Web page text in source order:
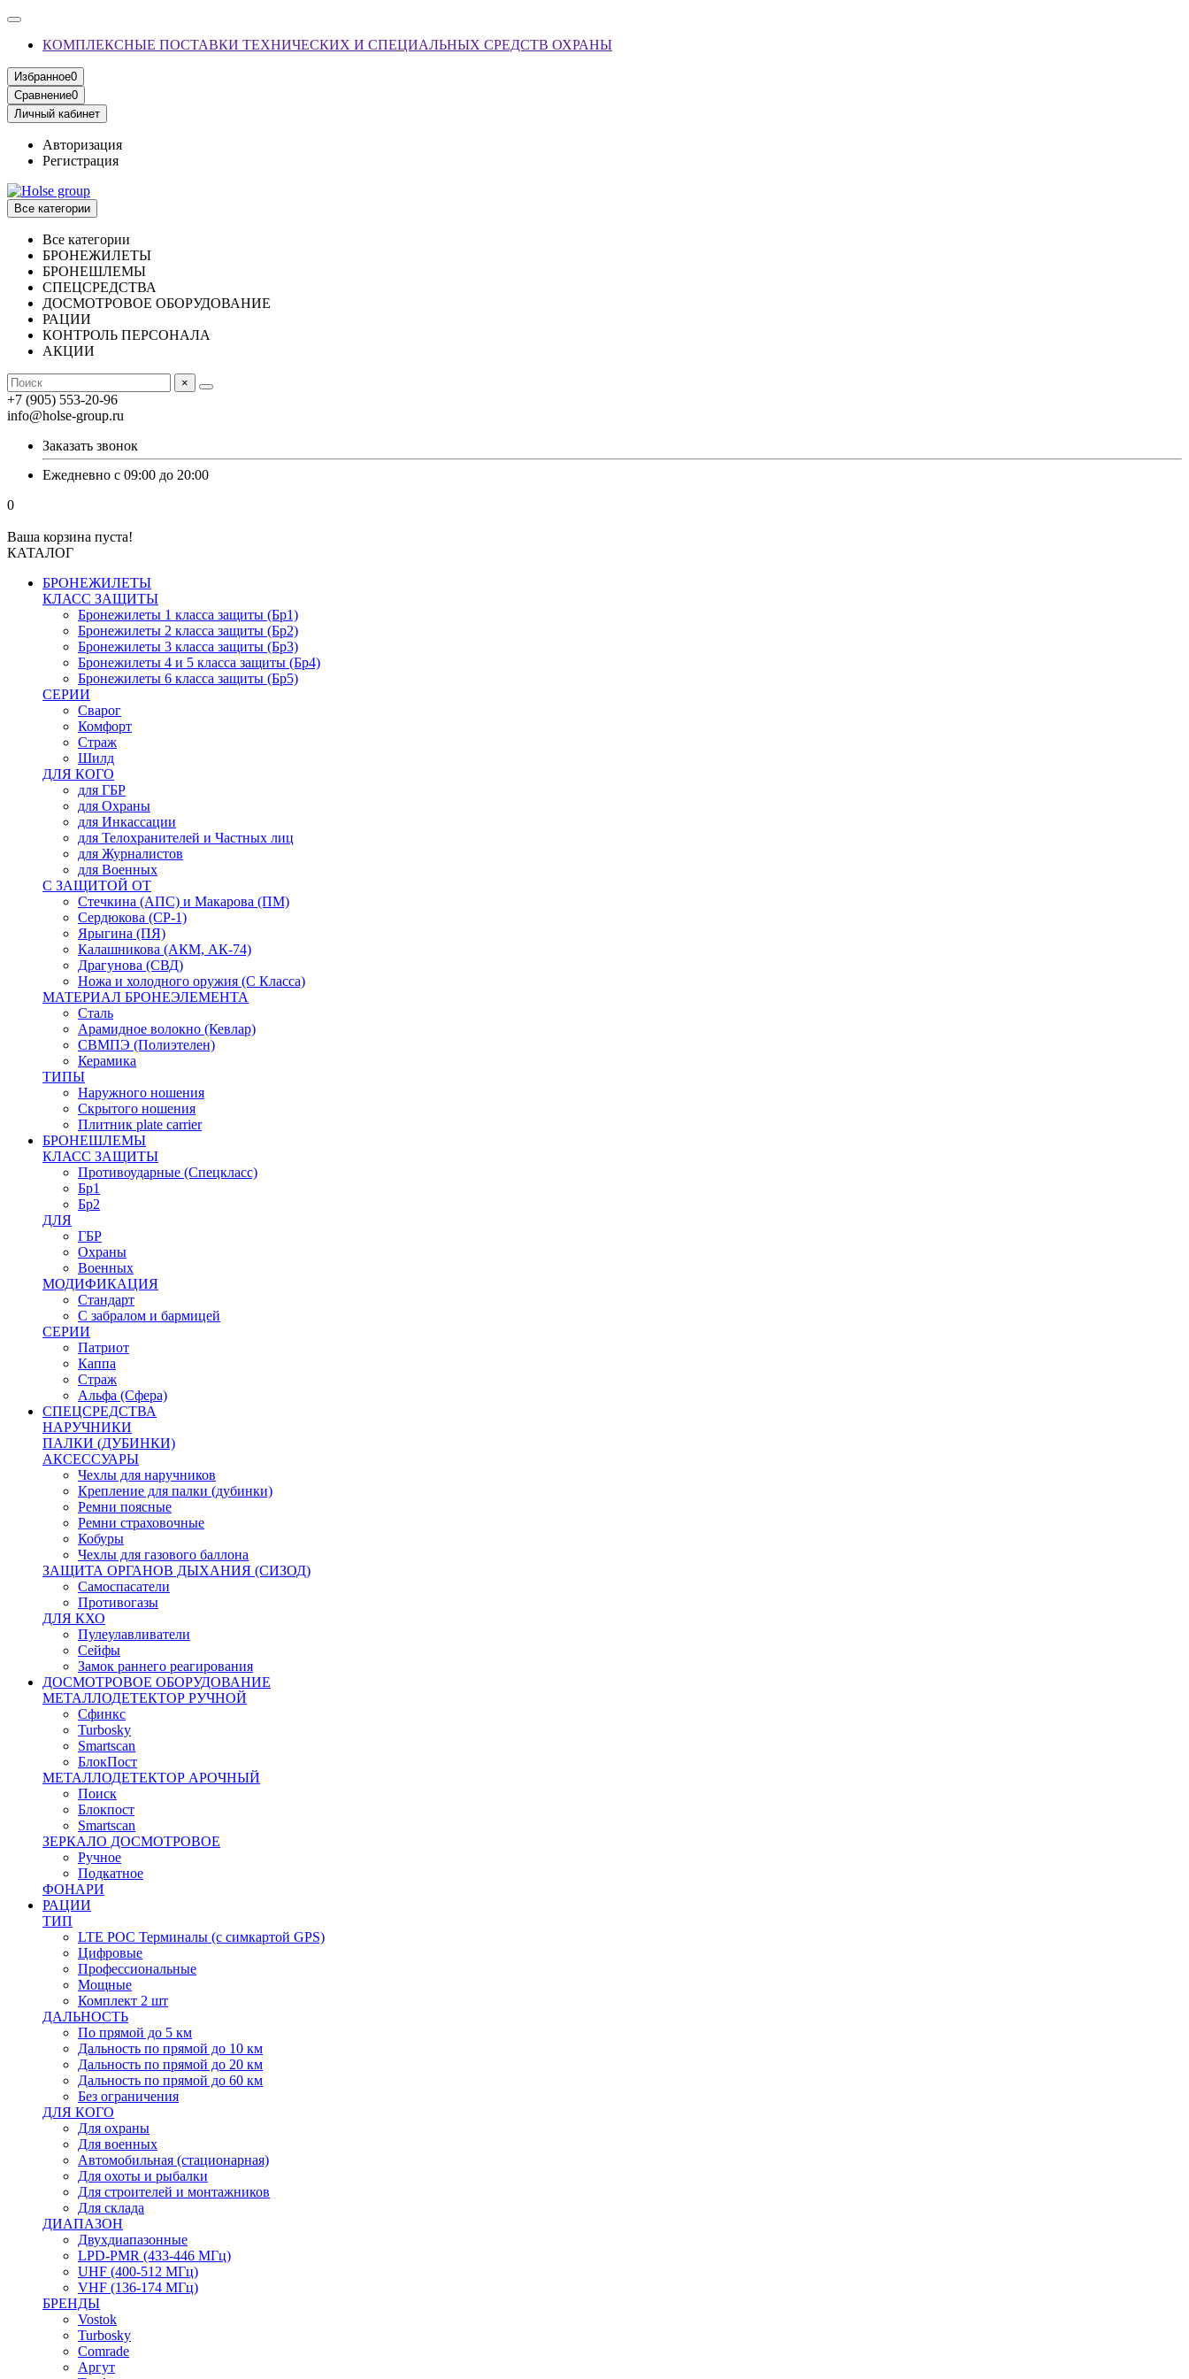
КОМПЛЕКСНЫЕ ПОСТАВКИ ТЕХНИЧЕСКИХ И СПЕЦИАЛЬНЫХ СРЕДСТВ ОХРАНЫ
Избранное0
Сравнение0
Личный кабинет
Авторизация
Регистрация
Все категории
Все категории
БРОНЕЖИЛЕТЫ
БРОНЕШЛЕМЫ
СПЕЦСРЕДСТВА
ДОСМОТРОВОЕ ОБОРУДОВАНИЕ
РАЦИИ
КОНТРОЛЬ ПЕРСОНАЛА
АКЦИИ
×
+7 (905) 553-20-96
info@holse-group.ru
Заказать звонок
Ежедневно с 09:00 до 20:00
0
Ваша корзина пуста!
КАТАЛОГ
БРОНЕЖИЛЕТЫ
КЛАСС ЗАЩИТЫ
Бронежилеты 1 класса защиты (Бр1)
Бронежилеты 2 класса защиты (Бр2)
Бронежилеты 3 класса защиты (Бр3)
Бронежилеты 4 и 5 класса защиты (Бр4)
Бронежилеты 6 класса защиты (Бр5)
СЕРИИ
Сварог
Комфорт
Страж
Шилд
ДЛЯ КОГО
для ГБР
для Охраны
для Инкассации
для Телохранителей и Частных лиц
для Журналистов
для Военных
С ЗАЩИТОЙ ОТ
Стечкина (АПС) и Макарова (ПМ)
Сердюкова (СР-1)
Ярыгина (ПЯ)
Калашникова (АКМ, АК-74)
Драгунова (СВД)
Ножа и холодного оружия (С Класса)
МАТЕРИАЛ БРОНЕЭЛЕМЕНТА
Сталь
Арамидное волокно (Кевлар)
СВМПЭ (Полиэтелен)
Керамика
ТИПЫ
Наружного ношения
Скрытого ношения
Плитник plate carrier
БРОНЕШЛЕМЫ
КЛАСС ЗАЩИТЫ
Противоударные (Спецкласс)
Бр1
Бр2
ДЛЯ
ГБР
Охраны
Военных
МОДИФИКАЦИЯ
Стандарт
С забралом и бармицей
СЕРИИ
Патриот
Каппа
Страж
Альфа (Сфера)
СПЕЦСРЕДСТВА
НАРУЧНИКИ
ПАЛКИ (ДУБИНКИ)
АКСЕССУАРЫ
Чехлы для наручников
Крепление для палки (дубинки)
Ремни поясные
Ремни страховочные
Кобуры
Чехлы для газового баллона
ЗАЩИТА ОРГАНОВ ДЫХАНИЯ (СИЗОД)
Самоспасатели
Противогазы
ДЛЯ КХО
Пулеулавливатели
Сейфы
Замок раннего реагирования
ДОСМОТРОВОЕ ОБОРУДОВАНИЕ
МЕТАЛЛОДЕТЕКТОР РУЧНОЙ
Сфинкс
Turbosky
Smartscan
БлокПост
МЕТАЛЛОДЕТЕКТОР АРОЧНЫЙ
Поиск
Блокпост
Smartscan
ЗЕРКАЛО ДОСМОТРОВОЕ
Ручное
Подкатное
ФОНАРИ
РАЦИИ
ТИП
LTE POC Терминалы (с симкартой GPS)
Цифровые
Профессиональные
Мощные
Комплект 2 шт
ДАЛЬНОСТЬ
По прямой до 5 км
Дальность по прямой до 10 км
Дальность по прямой до 20 км
Дальность по прямой до 60 км
Без ограничения
ДЛЯ КОГО
Для охраны
Для военных
Автомобильная (стационарная)
Для охоты и рыбалки
Для строителей и монтажников
Для склада
ДИАПАЗОН
Двухдиапазонные
LPD-PMR (433-446 МГц)
UHF (400-512 МГц)
VHF (136-174 МГц)
БРЕНДЫ
Vostok
Turbosky
Comrade
Аргут